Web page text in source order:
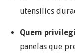
utensílios
Quem
panelas que